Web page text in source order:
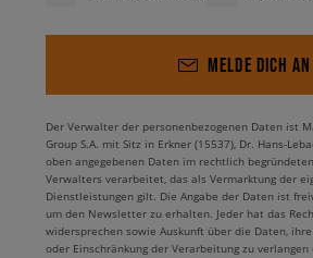
MELDE DICH AN
Der Verwalter der personenbezogenen Daten ist
Group S.A. mit Sitz in Erkner (15537), Dr. Hans-
oben angegebenen Daten im rechtlich
Verwalters verarbeitet, das als Vermarktung der
Dienstleistungen gilt. Die Angabe der Daten ist
um den Newsletter zu erhalten. Jeder hat das
widersprechen sowie Auskunft über die Daten, ihre
oder Einschränkung der Verarbeitung zu verlangen